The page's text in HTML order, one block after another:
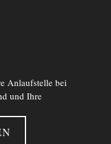
Anlaufstelle bei
und Ihre